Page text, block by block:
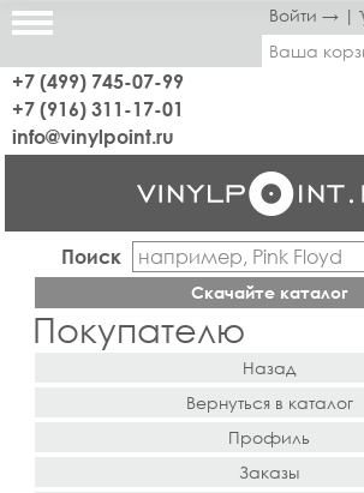
Войти → |
Ваша
+7 (499) 745-07-99
+7 (916) 311-17-01
info@vinylpoint.ru
Поиск
Скачайте каталог
Покупателю
Назад
Вернуться в каталог
Профиль
Заказы